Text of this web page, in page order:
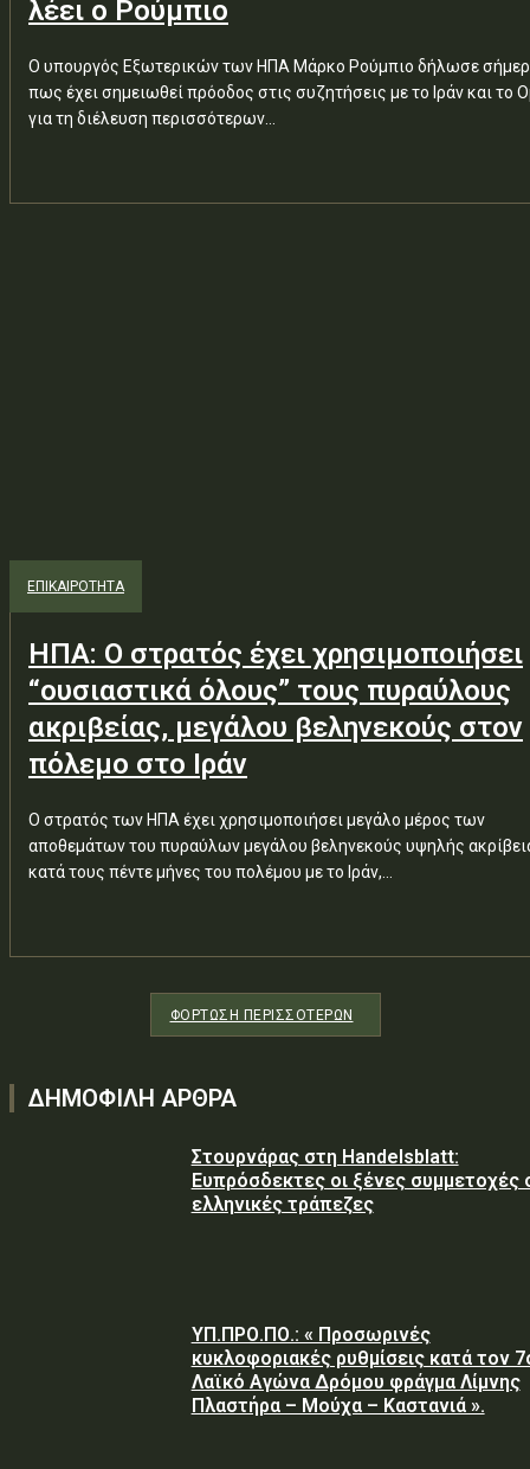
λέει ο Ρούμπιο
Ο υπουργός Εξωτερικών των ΗΠΑ Μάρκο Ρούμπιο δήλωσε
πως έχει σημειωθεί πρόοδος στις συζητήσεις με το Ιράν και το
για τη διέλευση περισσότερων...
ΕΠΙΚΑΙΡΟΤΗΤΑ
ΗΠΑ: Ο στρατός έχει χρησιμοποιήσει
“ουσιαστικά όλους” τους πυραύλους
ακριβείας, μεγάλου βεληνεκούς στον
πόλεμο στο Ιράν
Ο στρατός των ΗΠΑ έχει χρησιμοποιήσει μεγάλο μέρος των
αποθεμάτων του πυραύλων μεγάλου βεληνεκούς υψηλής
κατά τους πέντε μήνες του πολέμου με το Ιράν,...
ΦΌΡΤΩΣΗ ΠΕΡΙΣΣΟΤΈΡΩΝ
ΔΗΜΟΦΙΛΗ ΑΡΘΡΑ
Στουρνάρας στη Handelsblatt:
Ευπρόσδεκτες οι ξένες συμμετοχές
ελληνικές τράπεζες
ΥΠ.ΠΡΟ.ΠΟ.: « Προσωρινές
κυκλοφοριακές ρυθμίσεις κατά τον
Λαϊκό Αγώνα Δρόμου φράγμα Λίμνης
Πλαστήρα – Μούχα – Καστανιά ».